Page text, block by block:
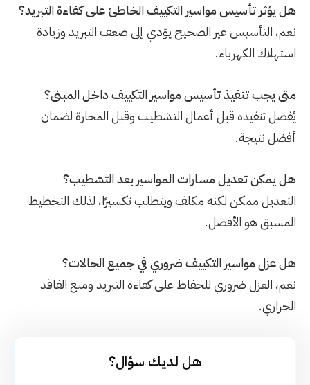
هل يؤثر تأسيس مواسير التكييف الخاطئ على كفاءة التبريد؟
نعم، التأسيس غير الصحيح يؤدي إلى ضعف التبريد وزيادة
استهلاك الكهرباء.
متى يجب تنفيذ تأسيس مواسير التكييف داخل المبنى؟
يُفضل تنفيذه قبل أعمال التشطيب وقبل المحارة لضمان
أفضل نتيجة.
هل يمكن تعديل مسارات المواسير بعد التشطيب؟
التعديل ممكن لكنه مكلف ويتطلب تكسيرًا، لذلك التخطيط
المسبق هو الأفضل.
هل عزل مواسير التكييف ضروري في جميع الحالات؟
نعم، العزل ضروري للحفاظ على كفاءة التبريد ومنع الفاقد
الحراري.
هل لديك سؤال؟